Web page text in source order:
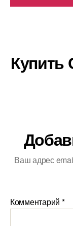
Купить
Ваш адрес
Комментарий *